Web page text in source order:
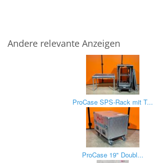
Andere relevante Anzeigen
ProCase SPS-Rack mit T...
ProCase 19" Doubl...